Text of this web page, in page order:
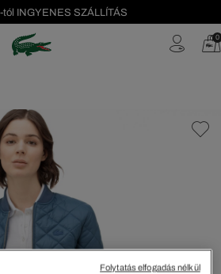
tól INGYENES SZÁLLÍTÁS
leárazás akár -40%! 0
Folytatás elfogadás nélkül